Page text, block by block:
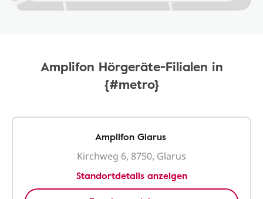
Amplifon Hörgeräte-Filialen in
{#metro}
Amplifon Glarus
Kirchweg 6, 8750, Glarus
Standortdetails anzeigen